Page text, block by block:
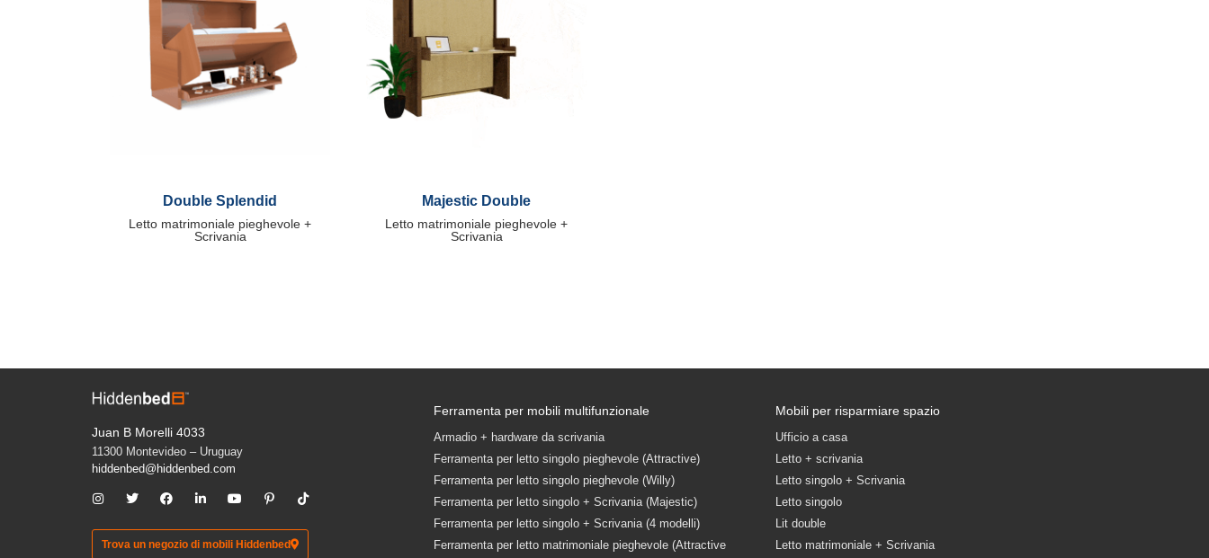
Double Splendid
Letto matrimoniale pieghevole +
Scrivania
Majestic Double
Letto matrimoniale pieghevole +
Scrivania
Juan B Morelli 4033
11300 Montevideo – Uruguay
hiddenbed@hiddenbed.com
Trova un negozio di mobili Hiddenbed
Ferramenta per mobili multifunzionale
Armadio + hardware da scrivania
Ferramenta per letto singolo pieghevole (Attractive)
Ferramenta per letto singolo pieghevole (Willy)
Ferramenta per letto singolo + Scrivania (Majestic)
Ferramenta per letto singolo + Scrivania (4 modelli)
Ferramenta per letto matrimoniale pieghevole (Attractive
Mobili per risparmiare spazio
Ufficio a casa
Letto + scrivania
Letto singolo + Scrivania
Letto singolo
Lit double
Letto matrimoniale + Scrivania